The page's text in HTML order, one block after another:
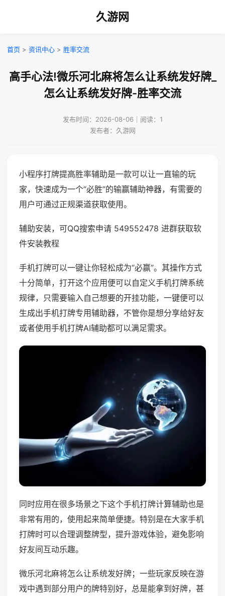
久游网
首页 > 资讯中心 > 胜率交流
高手心法!微乐河北麻将怎么让系统发好牌_
怎么让系统发好牌-胜率交流
发布时间：2026-08-06｜阅读：1
发布者：久游网
小程序打牌提高胜率辅助是一款可以让一直输的玩
家，快速成为一个“必胜”的输赢辅助神器，有需要的
用户可通过正规渠道获取使用。
辅助安装，可QQ搜索申请 549552478 进群获取软
件安装教程
手机打牌可以一键让你轻松成为“必赢”。其操作方式
十分简单，打开这个应用便可以自定义手机打牌系统
规律，只需要输入自己想要的开挂功能，一键便可以
生成出手机打牌专用辅助器，不管你是想分享给好友
或者使用手机打牌AI辅助都可以满足需求。
同时应用在很多场景之下这个手机打牌计算辅助也是
非常有用的，使用起来简单便捷。特别是在大家手机
打牌时可以合理调整牌型，提升游戏体验，避免影响
好友间互动乐趣。
微乐河北麻将怎么让系统发好牌；一些玩家反映在游
戏中遇到部分用户的牌特别好，总是能拿到好牌，甚